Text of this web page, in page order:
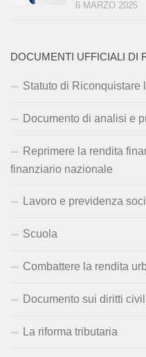
6 MARZO 2025
DOCUMENTI UFFICIALI DI
Statuto di Riconquistare
Documento di analisi e
Reprimere la rendita
finanziario nazionale
Lavoro e previdenza
Scuola
Combattere la rendita
Documento sui diritti
La riforma tributaria